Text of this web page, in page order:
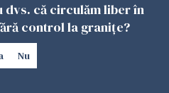
dvs. că circulăm liber în
control la granițe?
Nu